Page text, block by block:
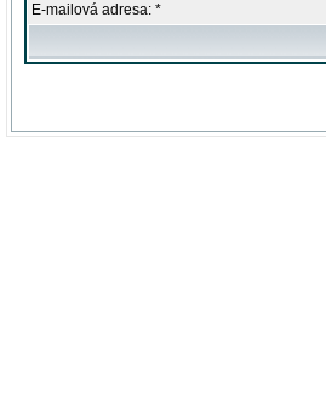
E-mailová adresa: *